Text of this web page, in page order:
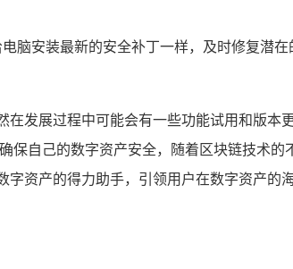
脑安装最新的安全补丁一样，及时修复潜
在发展过程中可能会有一些功能试用和版
保自己的数字资产安全，随着区块链技术
资产的得力助手，引领用户在数字资产的